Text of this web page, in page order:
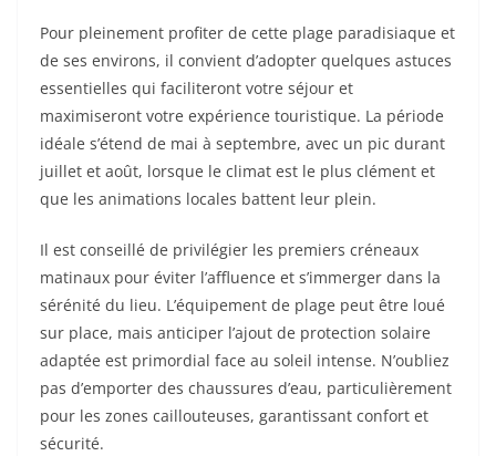
Pour pleinement profiter de cette plage paradisiaque et
de ses environs, il convient d’adopter quelques astuces
essentielles qui faciliteront votre séjour et
maximiseront votre expérience touristique. La période
idéale s’étend de mai à septembre, avec un pic durant
juillet et août, lorsque le climat est le plus clément et
que les animations locales battent leur plein.
Il est conseillé de privilégier les premiers créneaux
matinaux pour éviter l’affluence et s’immerger dans la
sérénité du lieu. L’équipement de plage peut être loué
sur place, mais anticiper l’ajout de protection solaire
adaptée est primordial face au soleil intense. N’oubliez
pas d’emporter des chaussures d’eau, particulièrement
pour les zones caillouteuses, garantissant confort et
sécurité.